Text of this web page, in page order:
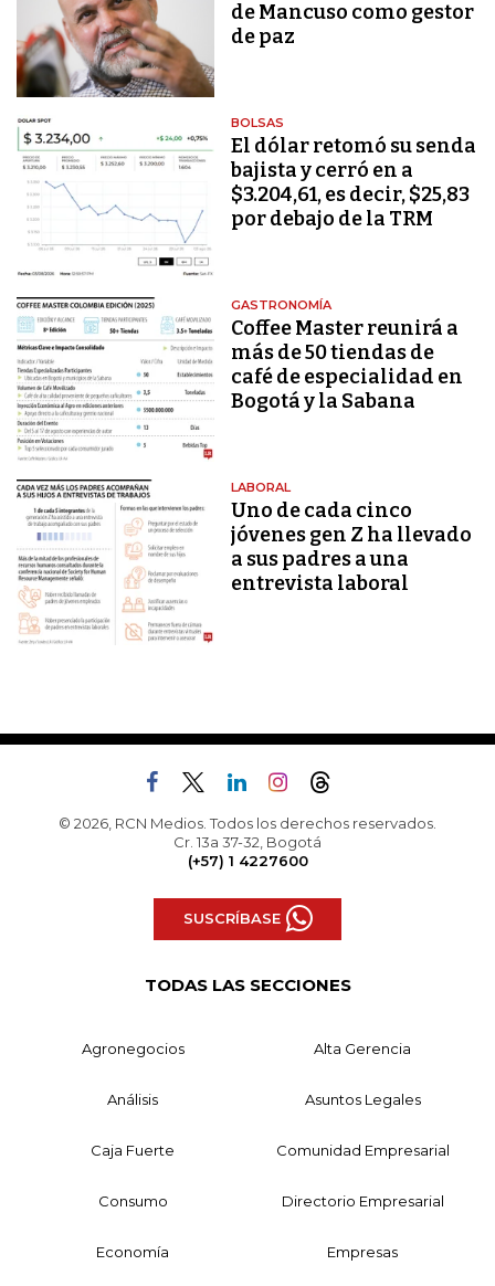
de Mancuso como gestor
de paz
BOLSAS
El dólar retomó su senda
bajista y cerró en a
$3.204,61, es decir, $25,83
por debajo de la TRM
GASTRONOMÍA
Coffee Master reunirá a
más de 50 tiendas de
café de especialidad en
Bogotá y la Sabana
LABORAL
Uno de cada cinco
jóvenes gen Z ha llevado
a sus padres a una
entrevista laboral
© 2026, RCN Medios. Todos los derechos reservados.
Cr. 13a 37-32, Bogotá
(+57) 1 4227600
SUSCRÍBASE
TODAS LAS SECCIONES
Agronegocios Alta Gerencia
Análisis Asuntos Legales
Caja Fuerte Comunidad Empresarial
Consumo Directorio Empresarial
Economía Empresas